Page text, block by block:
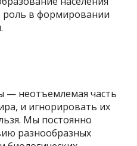
в формировании
— неотъемлемая часть
и игнорировать их
Мы постоянно
разнообразных